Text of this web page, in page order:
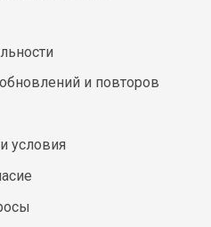
и повторов
условия